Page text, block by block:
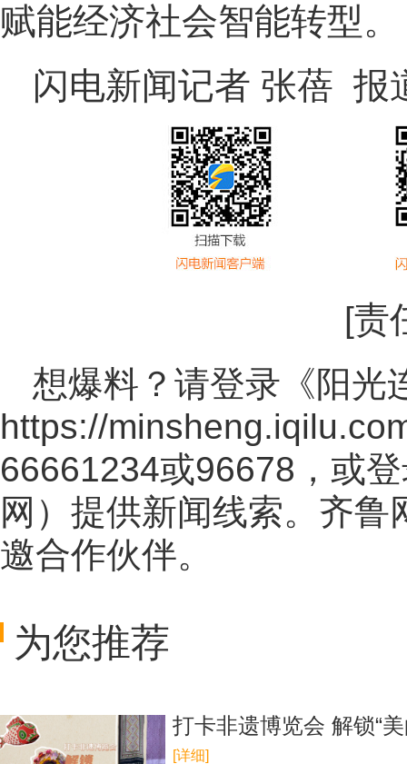
赋能经济社会智能转型。
闪电新闻记者 张蓓 报
[责
想爆料？请登录《阳光
https://
66661234或96678，或
网 ）提供新闻线索。齐鲁
邀合作伙伴。
为您推荐
打卡非遗博览会 解锁“
[详细]